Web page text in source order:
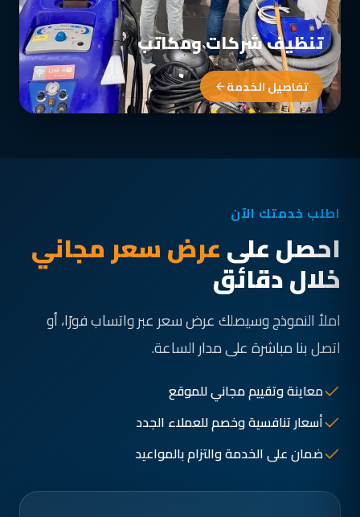
تنظيف شركات ومكاتب
تفاصيل الخدمة
اطلب خدمتك الآن
احصل علىعرض سعر مجاني
خلال دقائق
املأ النموذج وسيصلك عرض سعر عبر واتساب فورًا، أو
اتصل بنا مباشرة على مدار الساعة.
معاينة وتقييم مجاني للموقع
أسعار تنافسية وخصم للعملاء الجدد
ضمان على الخدمة والتزام بالمواعيد